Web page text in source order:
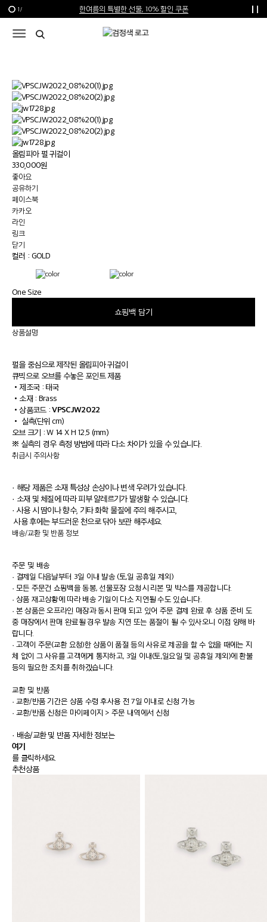
한여름의 특별한 선물, 10% 할인 쿠폰
신규가입 1만원 쿠폰 + 1만원 마일리지
1 /
올림피아 펄 귀걸이
330,000원
좋아요
공유하기
페이스북
카카오
라인
링크
닫기
컬러 : GOLD
One Size
쇼핑백 담기
상품설명
펄을 중심으로 제작된 올림피아 귀걸이
큐빅으로 오브를 수놓은 포인트 제품
• 제조국 : 태국
• 소재 : Brass
•상품코드 :VPSCJW2022
• 실측(단위 cm)
오브 크기 : W 14 X H 12.5 (mm)
※ 실측의 경우 측정 방법에 따라 다소 차이가 있을 수 있습니다.
취급시 주의사항
· 해당 제품은 소재 특성상 손상이나 변색 우려가 있습니다.
· 소재 및 체질에 따라 피부 알레르기가 발생할 수 있습니다.
· 사용 시 땀이나 향수, 기타 화학 물질에 주의 해주시고,
사용 후에는 부드러운 천으로 닦아 보관 해주세요.
배송/교환 및 반품 정보
주문 및 배송
· 결제일 다음날부터 3일 이내 발송 (토,일 공휴일 제외)
· 모든 주문건 쇼핑백을 동봉, 선물포장 요청시 리본 및 박스를 제공합니다.
· 상품 재고상황에 따라 배송 기일이 다소 지연될 수도 있습니다.
· 본 상품은 오프라인 매장과 동시 판매 되고 있어 주문 결제 완료 후 상품 준비 도
중 매장에서 판매 완료될 경우 발송 지연 또는 품절이 될 수 있사오니 이점 양해 바
랍니다.
· 고객이 주문(교환 요청)한 상품이 품절 등의 사유로 제공을 할 수 없을 때에는 지
체 없이 그 사유를 고객에게 통지하고, 3일 이내(토,일요일 및 공휴일 제외)에 환불
등의 필요한 조치를 취하겠습니다.
교환 및 반품
· 교환/반품 기간은 상품 수령 후사용 전 7일 이내로 신청 가능
· 교환/반품 신청은 마이페이지 > 주문 내역에서 신청
· 배송/교환 및 반품 자세한 정보는
여기
를 클릭하세요.
추천상품